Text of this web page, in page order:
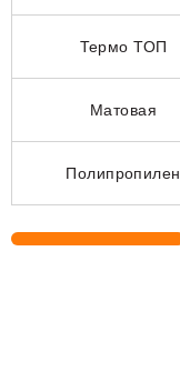
Термо ТОП
Матовая
Полипропилен